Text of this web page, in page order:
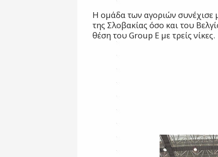
Η ομάδα των αγοριών συνέχισε
της Σλοβακίας όσο και του
θέση του Group E με τρείς νίκες.